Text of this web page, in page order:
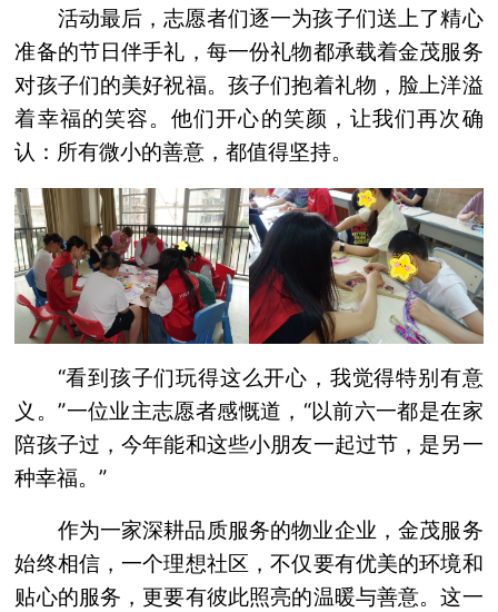
活动最后，志愿者们逐一为孩子们送上了精心
准备的节日伴手礼，每一份礼物都承载着金茂服务
对孩子们的美好祝福。孩子们抱着礼物，脸上洋溢
着幸福的笑容。他们开心的笑颜，让我们再次确
认：所有微小的善意，都值得坚持。
“看到孩子们玩得这么开心，我觉得特别有意
义。”一位业主志愿者感慨道，“以前六一都是在家
陪孩子过，今年能和这些小朋友一起过节，是另一
种幸福。”
作为一家深耕品质服务的物业企业，金茂服务
始终相信，一个理想社区，不仅要有优美的环境和
贴心的服务，更要有彼此照亮的温暖与善意。这一